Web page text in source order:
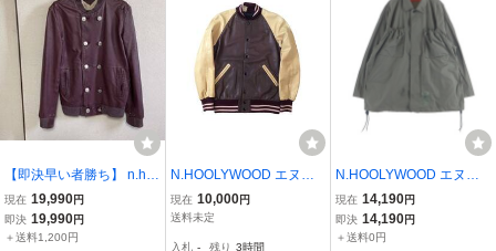
【即決早い者勝ち】 n.ho
olywood ミスターハリウ
ッド エヌハリウッド LEA
THER JACKET レザーナ
現在 19,990円
即決 19,990円
＋送料1,200円
N.HOOLYWOOD エヌハ
リウッド 羊革 レザー ス
タジャン アワードジャケ
現在 10,000円
送料未定
入札 - 残り 3時間
N.HOOLYWOOD エヌハ
リウッド 23SS ポリコッ
トン ミリタリー シャツジ
ャケット カーキ 9231-BL
現在 14,190円
即決 14,190円
＋送料0円